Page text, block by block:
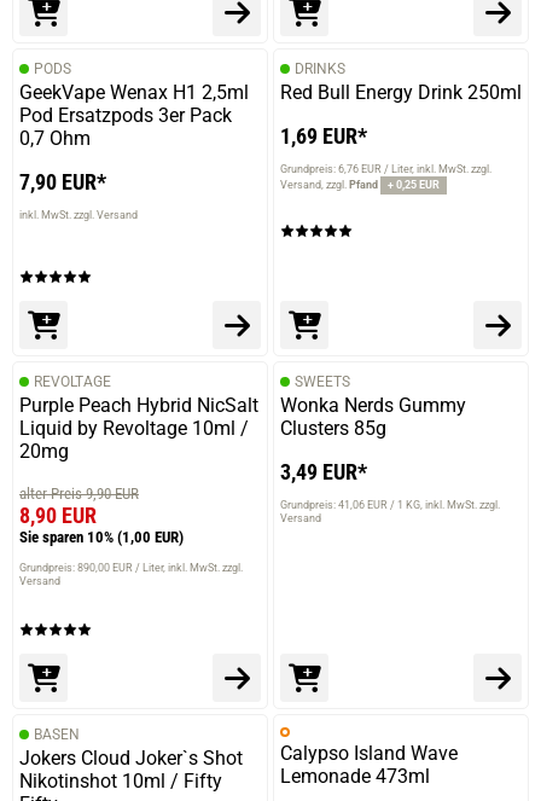
PODS
GeekVape Wenax H1 2,5ml
Pod Ersatzpods 3er Pack
0,7 Ohm
7,90 EUR*
inkl. MwSt. zzgl. Versand
DRINKS
Red Bull Energy Drink 250ml
1,69 EUR*
Grundpreis: 6,76 EUR / Liter inkl. MwSt. zzgl.
Versand zzgl. Pfand + 0,25 EUR
REVOLTAGE
Purple Peach Hybrid NicSalt
Liquid by Revoltage 10ml /
20mg
alter Preis 9,90 EUR
8,90 EUR
Sie sparen 10% (1,00 EUR)
Grundpreis: 890,00 EUR / Liter inkl. MwSt. zzgl.
Versand
SWEETS
Wonka Nerds Gummy
Clusters 85g
3,49 EUR*
Grundpreis: 41,06 EUR / 1 KG inkl. MwSt. zzgl.
Versand
BASEN
Jokers Cloud Joker`s Shot
Nikotinshot 10ml / Fifty
Calypso Island Wave
Lemonade 473ml